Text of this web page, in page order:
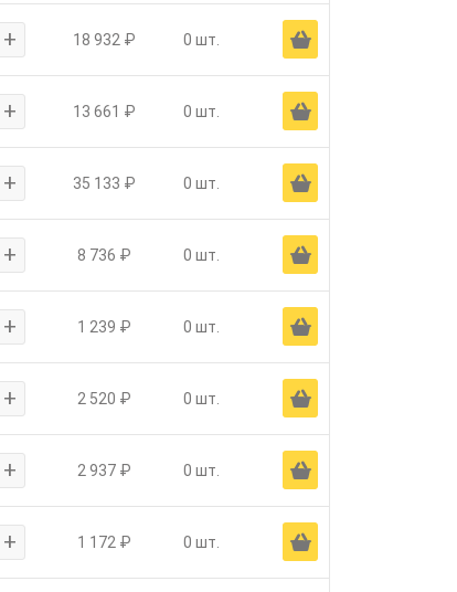
+ 18 932 ₽ 0 шт. Ä
+ 13 661 ₽ 0 шт. Ä
+ 35 133 ₽ 0 шт. Ä
+ 8 736 ₽ 0 шт. Ä
+ 1 239 ₽ 0 шт. Ä
+ 2 520 ₽ 0 шт. Ä
+ 2 937 ₽ 0 шт. Ä
+ 1 172 ₽ 0 шт. Ä